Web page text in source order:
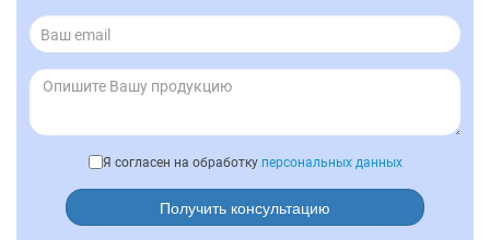
Я согласен на обработку персональных данных
Получить консультацию